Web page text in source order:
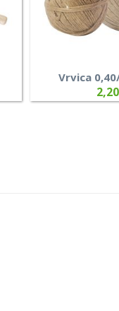
Vrvica
2,20